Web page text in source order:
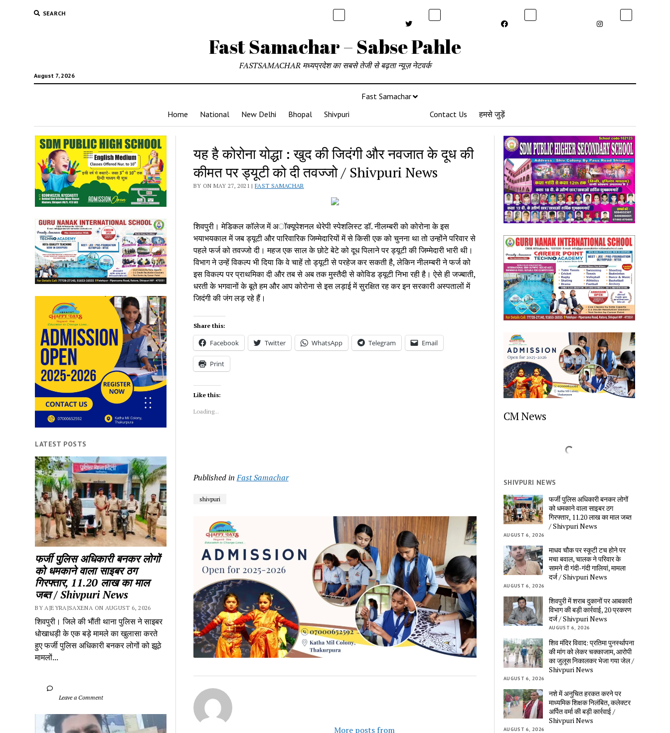
SEARCH
Fast Samachar – Sabse Pahle
August 7, 2026
FASTSAMACHAR मध्यप्रदेश का सबसे तेजी से बढ़ता न्यूज़ नेटवर्क
Home National New Delhi Bhopal Shivpuri
Fast Samachar
Contact Us
हमसे जुड़ें
LATEST POSTS
फर्जी पुलिस अधिकारी बनकर लोगों
को धमकाने वाला साइबर ठग
गिरफ्तार, 11.20 लाख का माल
जब्त / Shivpuri News
BY AJEYRAJSAXENA ON AUGUST 6, 2026
शिवपुरी। जिले की भौंती थाना पुलिस ने साइबर
धोखाधड़ी के एक बड़े मामले का खुलासा करते
हुए फर्जी पुलिस अधिकारी बनकर लोगों को झूठे
मामलों...
यह है कोरोना योद्धा : खुद की जिदंगी और नवजात के दूध की
कीमत पर ड्यूटी को दी तवज्जो / Shivpuri News
BY ON MAY 27, 2021 |FAST SAMACHAR
शिवपुरी। मेडिकल कॉलेज में अॉक्यूपेशनल थेरेपी स्पेशलिस्ट डॉ. नीलम्बरी को कोरोना के इस
भयाभयकाल में जब ड्यूटी और पारिवारिक जिम्मेदारियों में से किसी एक को चुनना था तो उन्होंने परिवार से
पहले फर्ज को तवज्जो दी। महज एक साल के छोटे बेटे को दूध पिलाने पर ड्यूटी की जिम्मेदारी भारी थी।
विभाग ने उन्हें विकल्प भी दिया कि वे चाहें तो ड्यूटी से परहेज कर सकती है, लेकिन नीलम्बरी ने फर्ज को
इस विकल्प पर प्राथमिका दी और तब से अब तक मुस्तैदी से कोविड ड्यूटी निभा रही है। ऐसे ही जज्बाती,
धरती के भगवानों के बूते हम और आप कोरोना से इस लड़ाई में सुरक्षित रह कर इन सरकारी अस्पतालों में
जिदंगी की जंग लड़ रहे हैं।
Share this:
Facebook Twitter WhatsApp Telegram Email
Print
Like this:
Loading...
Published in Fast Samachar
shivpuri
CM News
SHIVPURI NEWS
फर्जी पुलिस अधिकारी बनकर लोगों
को धमकाने वाला साइबर ठग
गिरफ्तार, 11.20 लाख का माल जब्त
/ Shivpuri News
AUGUST 6, 2026
माधव चौक पर स्कूटी टच होने पर
मचा बवाल, चालक ने परिवार के
सामने दी गंदी-गंदी गालियां, मामला
दर्ज / Shivpuri News
AUGUST 6, 2026
शिवपुरी में शराब दुकानों पर आबकारी
विभाग की बड़ी कार्रवाई, 20 प्रकरण
दर्ज / Shivpuri News
AUGUST 6, 2026
शिव मंदिर विवाद: प्रतिमा पुनर्स्थापना
की मांग को लेकर चक्काजाम, आरोपी
का जुलूस निकालकर भेजा गया जेल /
Shivpuri News
AUGUST 6, 2026
नशे में अनुचित हरकत करने पर
माध्यमिक शिक्षक निलंबित, कलेक्टर
अर्पित वर्मा की बड़ी कार्रवाई /
Shivpuri News
AUGUST 6, 2026